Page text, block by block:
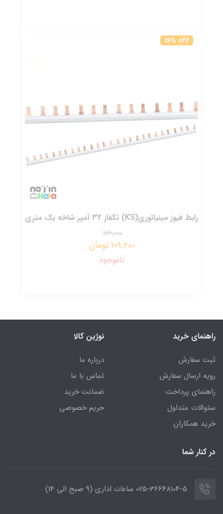
14% off
رابط فیوز مینیاتوری(KS) تکفاز 32 آمپر شاخه یک متری
126,000
109,200 تومان
ناموجود
راهنمای خرید
ثبت سفارش
رویه ارسال سفارش
راهنمای پرداخت
سئوالات متداول
خرید همکاران
نوژین کالا
درباره ما
تماس با ما
ضمانت خرید
حریم خصوصی
در کنار شما
025-36648104-5 ساعات اداری (9 صبح الی 14)